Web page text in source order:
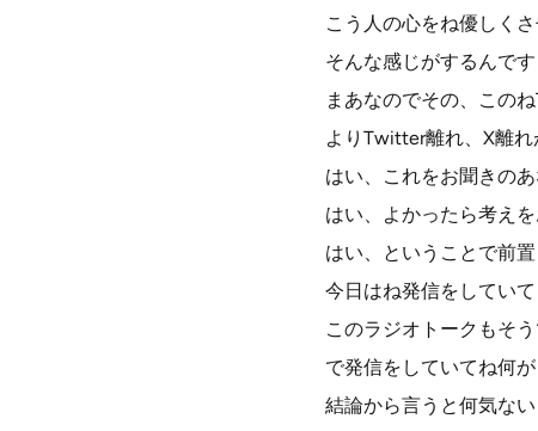
こう人の心をね優しく
そんな感じがするんです
まあなのでその、この
よりTwitter離れ、X離れ
はい、これをお聞きの
はい、よかったら考えを
はい、ということで前
今日はね発信をしてい
このラジオトークもそ
で発信をしていてね何
結論から言うと何気な